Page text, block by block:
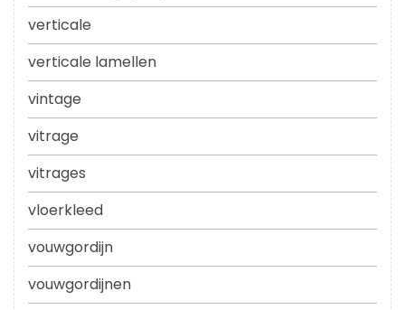
verticale
verticale lamellen
vintage
vitrage
vitrages
vloerkleed
vouwgordijn
vouwgordijnen